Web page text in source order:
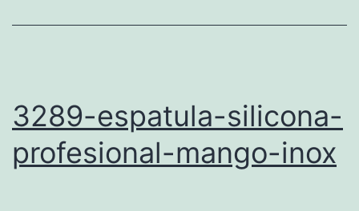
3289-espatula-silicona-
profesional-mango-inox